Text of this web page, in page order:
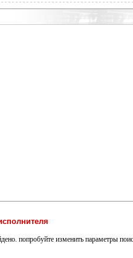
попробуйте изменить параметры